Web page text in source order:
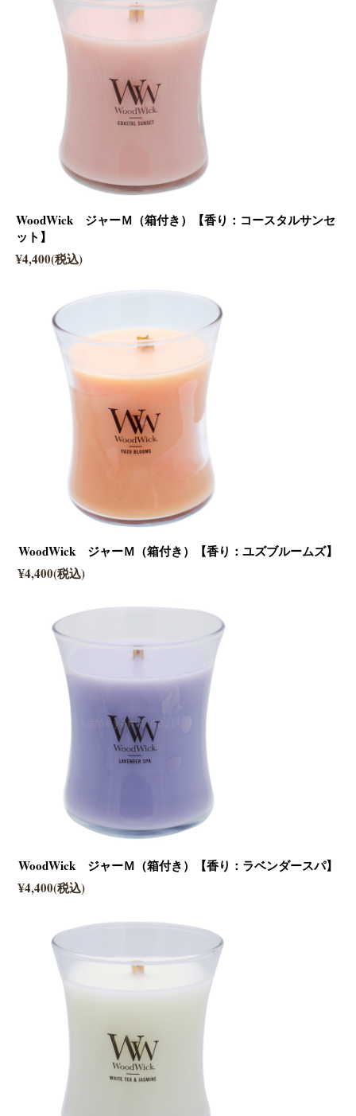
WoodWick ジャーＭ（箱付き）【香り：コースタルサンセ
ット】
¥4,400(税込)
WoodWick ジャーＭ（箱付き）【香り：ユズブルームズ】
¥4,400(税込)
WoodWick ジャーＭ（箱付き）【香り：ラベンダースパ】
¥4,400(税込)